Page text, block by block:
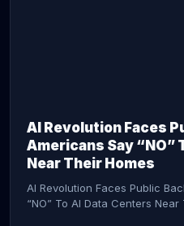
AI Revolution Faces
Americans Say “NO”
Near Their Homes
AI Revolution Faces Public
“NO” To AI Data Centers Near